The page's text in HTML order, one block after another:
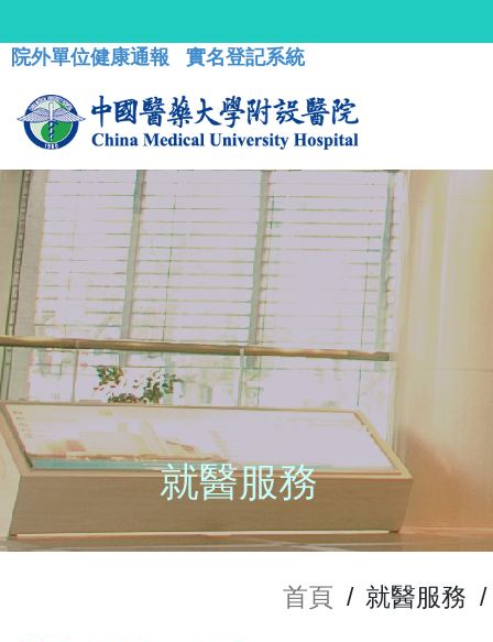
院外單位健康通報 實名登記系統
就醫服務
首頁 / 就醫服務 /